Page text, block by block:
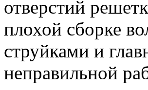
отверстий
плохой сборке
струйками и
неправильной